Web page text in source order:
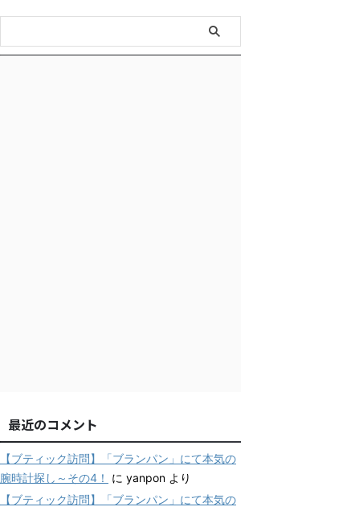
最近のコメント
【ブティック訪問】「ブランパン」にて本気の
腕時計探し～その4！
に yanpon より
【ブティック訪問】「ブランパン」にて本気の